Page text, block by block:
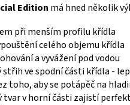
Edition má hned několik
při menším profilu křídla
celého objemu křídla
a vyvážení pod vodou
střih ve spodní části křídla -
toho, aby se potápěč na
tvar v horní části zajistí